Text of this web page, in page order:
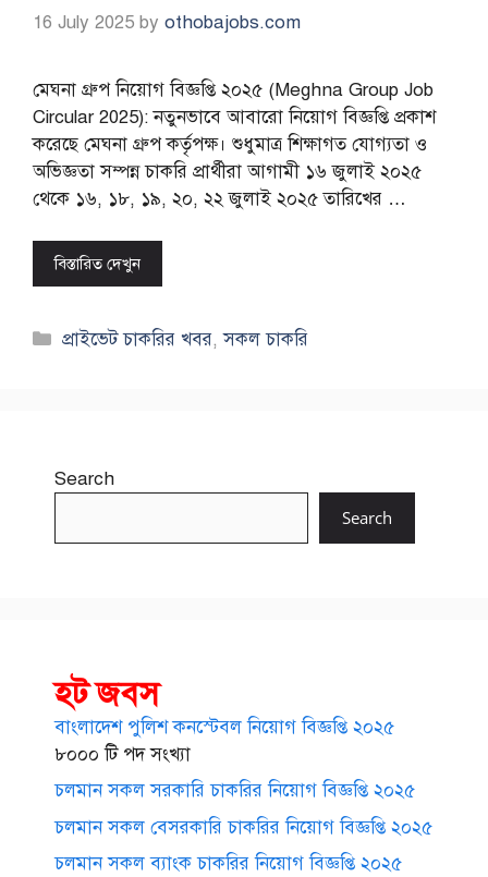
16 July 2025 by othobajobs.com
মেঘনা গ্রুপ নিয়োগ বিজ্ঞপ্তি ২০২৫ (Meghna Group Job
Circular 2025): নতুনভাবে আবারো নিয়োগ বিজ্ঞপ্তি প্রকাশ
করেছে মেঘনা গ্রুপ কর্তৃপক্ষ। শুধুমাত্র শিক্ষাগত যোগ্যতা ও
অভিজ্ঞতা সম্পন্ন চাকরি প্রার্থীরা আগামী ১৬ জুলাই ২০২৫
থেকে ১৬, ১৮, ১৯, ২০, ২২ জুলাই ২০২৫ তারিখের …
বিস্তারিত দেখুন
Categories
প্রাইভেট চাকরির খবর,সকল চাকরি
Search
Search
হট জবস
বাংলাদেশ পুলিশ কনস্টেবল নিয়োগ বিজ্ঞপ্তি ২০২৫
৮০০০ টি পদ সংখ্যা
চলমান সকল সরকারি চাকরির নিয়োগ বিজ্ঞপ্তি ২০২৫
চলমান সকল বেসরকারি চাকরির নিয়োগ বিজ্ঞপ্তি ২০২৫
চলমান সকল ব্যাংক চাকরির নিয়োগ বিজ্ঞপ্তি ২০২৫